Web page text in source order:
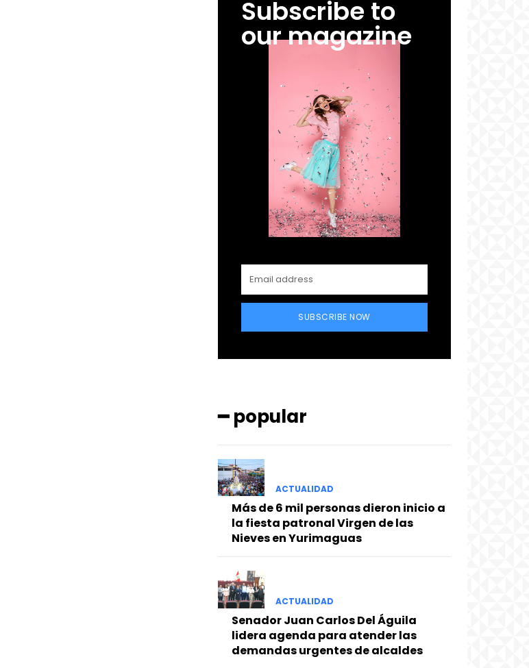
Subscribe to
our magazine
SUBSCRIBE NOW
━ popular
ACTUALIDAD
Más de 6 mil personas dieron inicio a
la fiesta patronal Virgen de las
Nieves en Yurimaguas
ACTUALIDAD
Senador Juan Carlos Del Águila
lidera agenda para atender las
demandas urgentes de alcaldes